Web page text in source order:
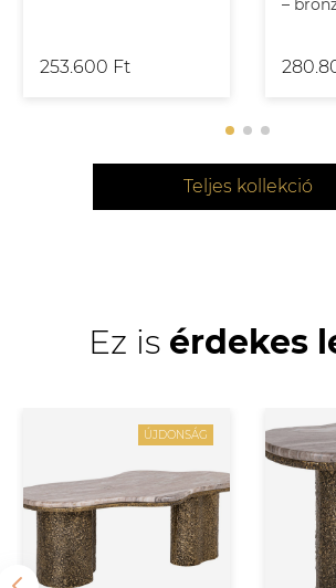
253.600 Ft
–
Teljes kollekció
Ez is érdekes
ÚJDONSÁG